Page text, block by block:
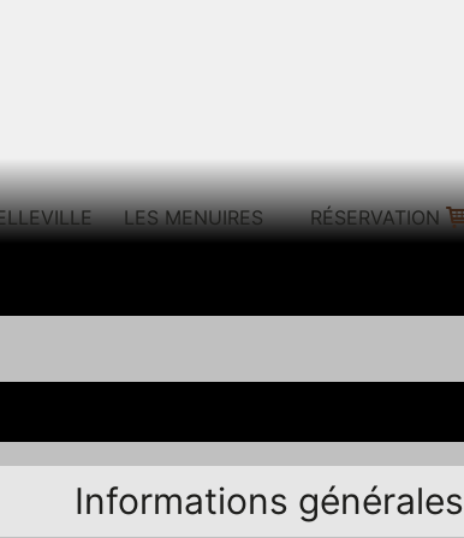
LES MENUIRES RÉSERVATION
Informations générales